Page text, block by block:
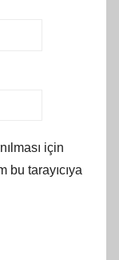
için
bu tarayıcıya